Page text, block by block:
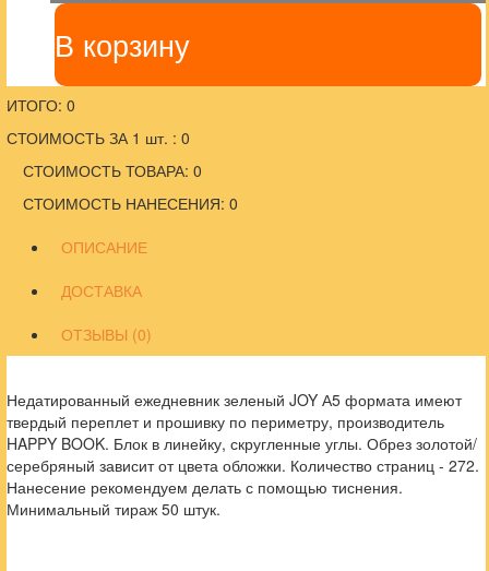
В корзину
ИТОГО: 0
СТОИМОСТЬ ЗА 1 шт. : 0
СТОИМОСТЬ ТОВАРА: 0
СТОИМОСТЬ НАНЕСЕНИЯ: 0
ОПИСАНИЕ
ДОСТАВКА
ОТЗЫВЫ (0)
Недатированный ежедневник зеленый JOY А5 формата имеют
твердый переплет и прошивку по периметру, производитель
HAPPY BOOK. Блок в линейку, скругленные углы. Обрез золотой/
серебряный зависит от цвета обложки. Количество страниц - 272.
Нанесение рекомендуем делать с помощью тиснения.
Минимальный тираж 50 штук.